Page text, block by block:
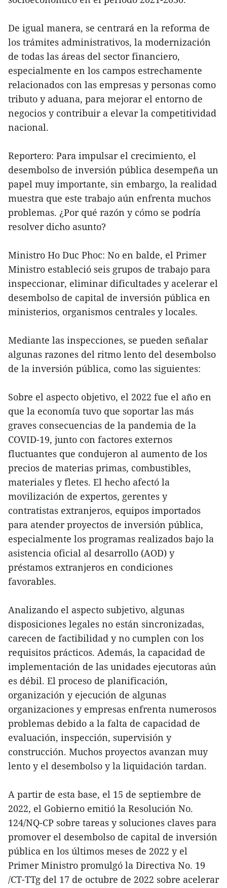
De igual manera, se centrará en la reforma de
los trámites administrativos, la modernización
de todas las áreas del sector financiero,
especialmente en los campos estrechamente
relacionados con las empresas y personas como
tributo y aduana, para mejorar el entorno de
negocios y contribuir a elevar la competitividad
nacional.
Reportero: Para impulsar el crecimiento, el
desembolso de inversión pública desempeña un
papel muy importante, sin embargo, la realidad
muestra que este trabajo aún enfrenta muchos
problemas. ¿Por qué razón y cómo se podría
resolver dicho asunto?
Ministro Ho Duc Phoc: No en balde, el Primer
Ministro estableció seis grupos de trabajo para
inspeccionar, eliminar dificultades y acelerar el
desembolso de capital de inversión pública en
ministerios, organismos centrales y locales.
Mediante las inspecciones, se pueden señalar
algunas razones del ritmo lento del desembolso
de la inversión pública, como las siguientes:
Sobre el aspecto objetivo, el 2022 fue el año en
que la economía tuvo que soportar las más
graves consecuencias de la pandemia de la
COVID-19, junto con factores externos
fluctuantes que condujeron al aumento de los
precios de materias primas, combustibles,
materiales y fletes. El hecho afectó la
movilización de expertos, gerentes y
contratistas extranjeros, equipos importados
para atender proyectos de inversión pública,
especialmente los programas realizados bajo la
asistencia oficial al desarrollo (AOD) y
préstamos extranjeros en condiciones
favorables.
Analizando el aspecto subjetivo, algunas
disposiciones legales no están sincronizadas,
carecen de factibilidad y no cumplen con los
requisitos prácticos. Además, la capacidad de
implementación de las unidades ejecutoras aún
es débil. El proceso de planificación,
organización y ejecución de algunas
organizaciones y empresas enfrenta numerosos
problemas debido a la falta de capacidad de
evaluación, inspección, supervisión y
construcción. Muchos proyectos avanzan muy
lento y el desembolso y la liquidación tardan.
A partir de esta base, el 15 de septiembre de
2022, el Gobierno emitió la Resolución No.
124/NQ-CP sobre tareas y soluciones claves para
promover el desembolso de capital de inversión
pública en los últimos meses de 2022 y el
Primer Ministro promulgó la Directiva No. 19
/CT-TTg del 17 de octubre de 2022 sobre acelerar